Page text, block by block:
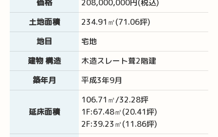
価格
208,000,000円(税込)
土地面積
234.91㎡(71.06坪)
地目
宅地
建物 構造
木造スレート葺2階建
築年月
平成3年9月
延床面積
106.71㎡/32.28坪
1F:67.48㎡(20.41坪)
2F:39.23㎡(11.86坪)